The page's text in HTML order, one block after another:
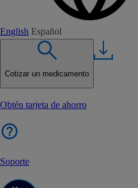
English Español
Cotizar un medicamento
Obtén tarjeta de ahorro
Soporte